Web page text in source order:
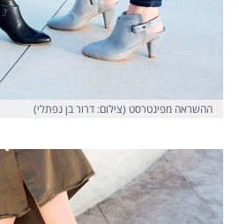
ההשראה מפינטרסט (צילום: דרור בן נפתלי)